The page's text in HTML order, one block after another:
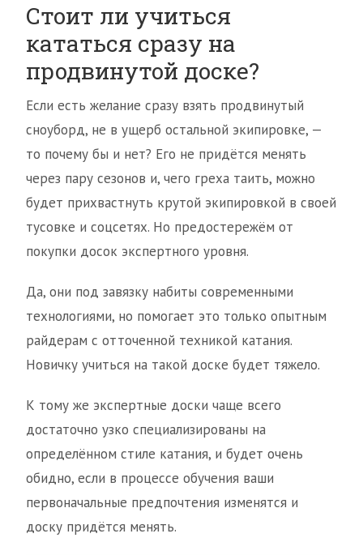
Стоит ли учиться
кататься сразу на
продвинутой доске?
Если есть желание сразу взять продвинутый
сноуборд, не в ущерб остальной экипировке, —
то почему бы и нет? Его не придётся менять
через пару сезонов и, чего греха таить, можно
будет прихвастнуть крутой экипировкой в своей
тусовке и соцсетях. Но предостережём от
покупки досок экспертного уровня.
Да, они под завязку набиты современными
технологиями, но помогает это только опытным
райдерам с отточенной техникой катания.
Новичку учиться на такой доске будет тяжело.
К тому же экспертные доски чаще всего
достаточно узко специализированы на
определённом стиле катания, и будет очень
обидно, если в процессе обучения ваши
первоначальные предпочтения изменятся и
доску придётся менять.